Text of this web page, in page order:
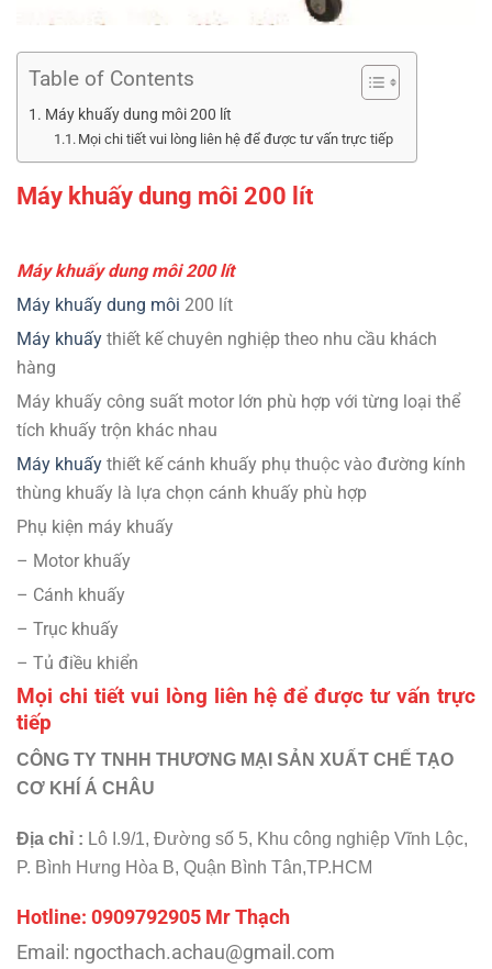
Table of Contents
Máy khuấy dung môi 200 lít
Mọi chi tiết vui lòng liên hệ để được tư vấn trực tiếp
Máy khuấy dung môi 200 lít
Máy khuấy dung môi 200 lít
Máy khuấy dung môi 200 lít
Máy khuấy thiết kế chuyên nghiệp theo nhu cầu khách
hàng
Máy khuấy công suất motor lớn phù hợp với từng loại thể
tích khuấy trộn khác nhau
Máy khuấy thiết kế cánh khuấy phụ thuộc vào đường kính
thùng khuấy là lựa chọn cánh khuấy phù hợp
Phụ kiện máy khuấy
– Motor khuấy
– Cánh khuấy
– Trục khuấy
– Tủ điều khiển
Mọi chi tiết vui lòng liên hệ để được tư vấn trực
tiếp
CÔNG TY TNHH THƯƠNG MẠI SẢN XUẤT CHẾ TẠO
CƠ KHÍ Á CHÂU
Địa chỉ : Lô I.9/1, Đường số 5, Khu công nghiệp Vĩnh Lộc,
P. Bình Hưng Hòa B, Quận Bình Tân,TP.HCM
Hotline: 0909792905 Mr Thạch
Email: ngocthach.achau@gmail.com